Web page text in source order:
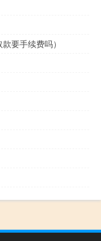
要手续费吗）